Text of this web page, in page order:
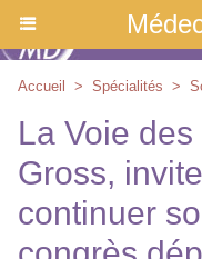
Accueil > Spécialités >
La Voie
Gross,
continuer